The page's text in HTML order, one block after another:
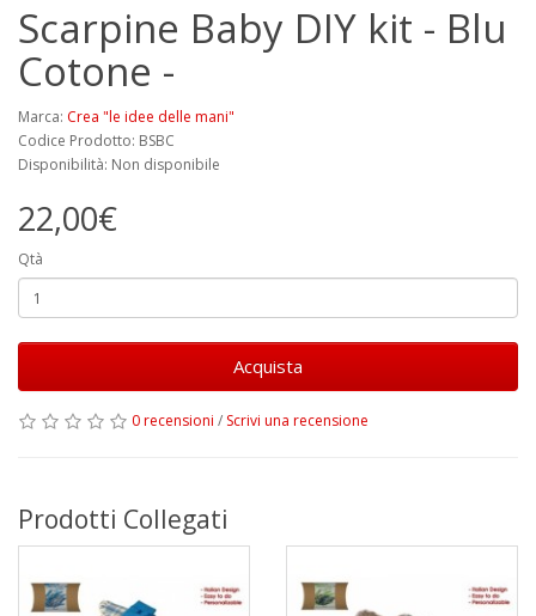
Scarpine Baby DIY kit - Blu
Cotone -
Marca: Crea "le idee delle mani"
Codice Prodotto: BSBC
Disponibilità: Non disponibile
22,00€
Qtà
Acquista
0 recensioni / Scrivi una recensione
Prodotti Collegati